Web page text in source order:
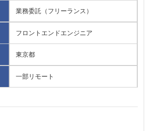
業務委託（フリーランス）
フロントエンドエンジニア
東京都
一部リモート